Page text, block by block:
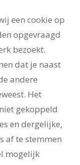
een cookie op
opgevraagd
bezoekt.
dat je naast
andere
Het
gekoppeld
en dergelijke,
af te stemmen
mogelijk